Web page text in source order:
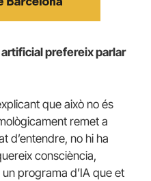
artificial prefereix parlar
que això no és
remet a
d’entendre, no hi ha
consciència,
programa d’IA que et